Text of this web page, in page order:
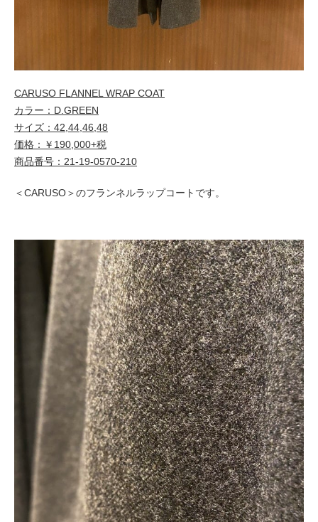
CARUSO FLANNEL WRAP COAT
カラー：D.GREEN
サイズ：42,44,46,48
価格：￥190,000+税
商品番号：21-19-0570-210
＜CARUSO＞のフランネルラップコートです。